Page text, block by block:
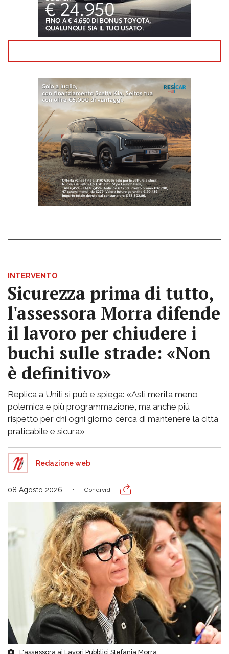
INTERVENTO
Sicurezza prima di tutto,
l'assessora Morra difende
il lavoro per chiudere i
buchi sulle strade: «Non
è definitivo»
Replica a Uniti si può e spiega: «Asti merita meno
polemica e più programmazione, ma anche più
rispetto per chi ogni giorno cerca di mantenere la città
praticabile e sicura»
Redazione web
08 Agosto 2026 Condividi
L'assessora ai Lavori Pubblici Stefania Morra